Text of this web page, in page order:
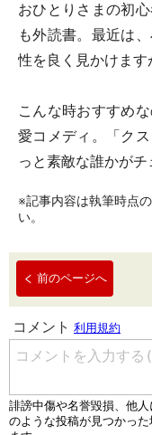
おひとりさまの初
も外読書。最近は
性を良く見かけます
こんな時おすすめ
愛コメディ。「ク
っと素敵な誰かが
※記事内容は執筆時点
い。
前のページへ